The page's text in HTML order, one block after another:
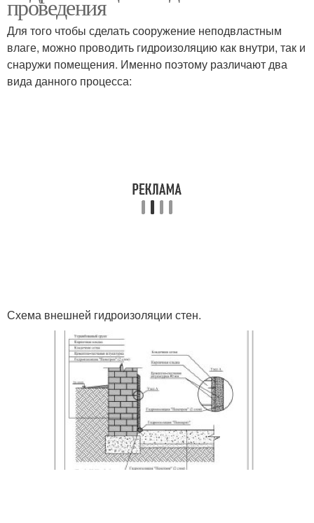
проведения
Для того чтобы сделать сооружение неподвластным
влаге, можно проводить гидроизоляцию как внутри, так и
снаружи помещения. Именно поэтому различают два
вида данного процесса:
Схема внешней гидроизоляции стен.